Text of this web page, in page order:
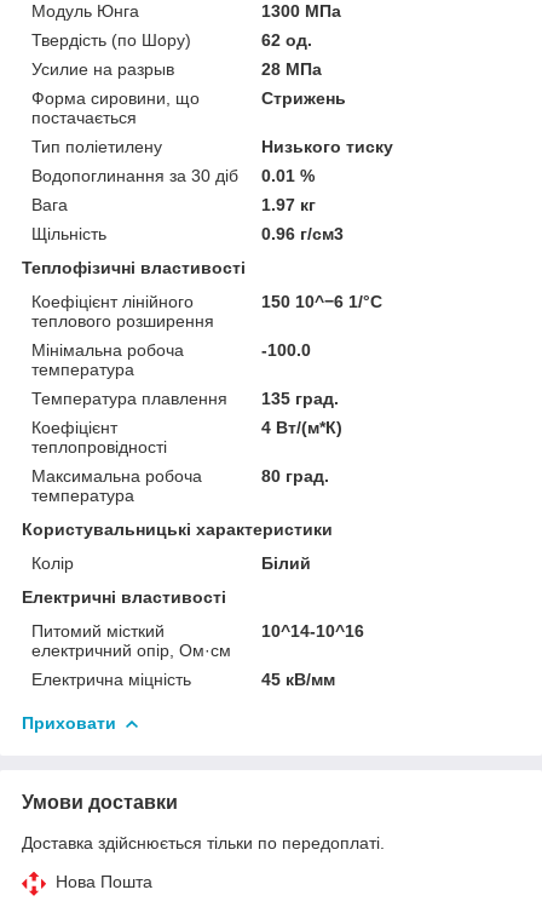
Модуль Юнга
1300 МПа
Твердість (по Шору)
62 од.
Усилие на разрыв
28 МПа
Форма сировини, що
постачається
Стрижень
Тип поліетилену
Низького тиску
Водопоглинання за 30 діб
0.01 %
Вага
1.97 кг
Щільність
0.96 г/см3
Теплофізичні властивості
Коефіцієнт лінійного
теплового розширення
150 10^−6 1/°C
Мінімальна робоча
температура
-100.0
Температура плавлення
135 град.
Коефіцієнт
теплопровідності
4 Вт/(м*К)
Максимальна робоча
температура
80 град.
Користувальницькі характеристики
Колір
Білий
Електричні властивості
Питомий місткий
електричний опір, Ом·см
10^14-10^16
Електрична міцність 45 кВ/мм
Приховати
Умови доставки
Доставка здійснюється тільки по передоплаті.
Нова Пошта